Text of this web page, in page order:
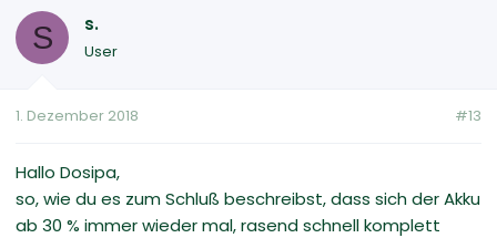
S s.
User
1. Dezember 2018 #13
Hallo Dosipa,
so, wie du es zum Schluß beschreibst, dass sich der Akku
ab 30 % immer wieder mal, rasend schnell komplett